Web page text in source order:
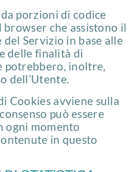
porzioni di codice
che assistono il
Servizio in base alle
delle finalità di
potrebbero, inoltre,
dell’Utente.
Cookies avviene sulla
può essere
ogni momento
in questo